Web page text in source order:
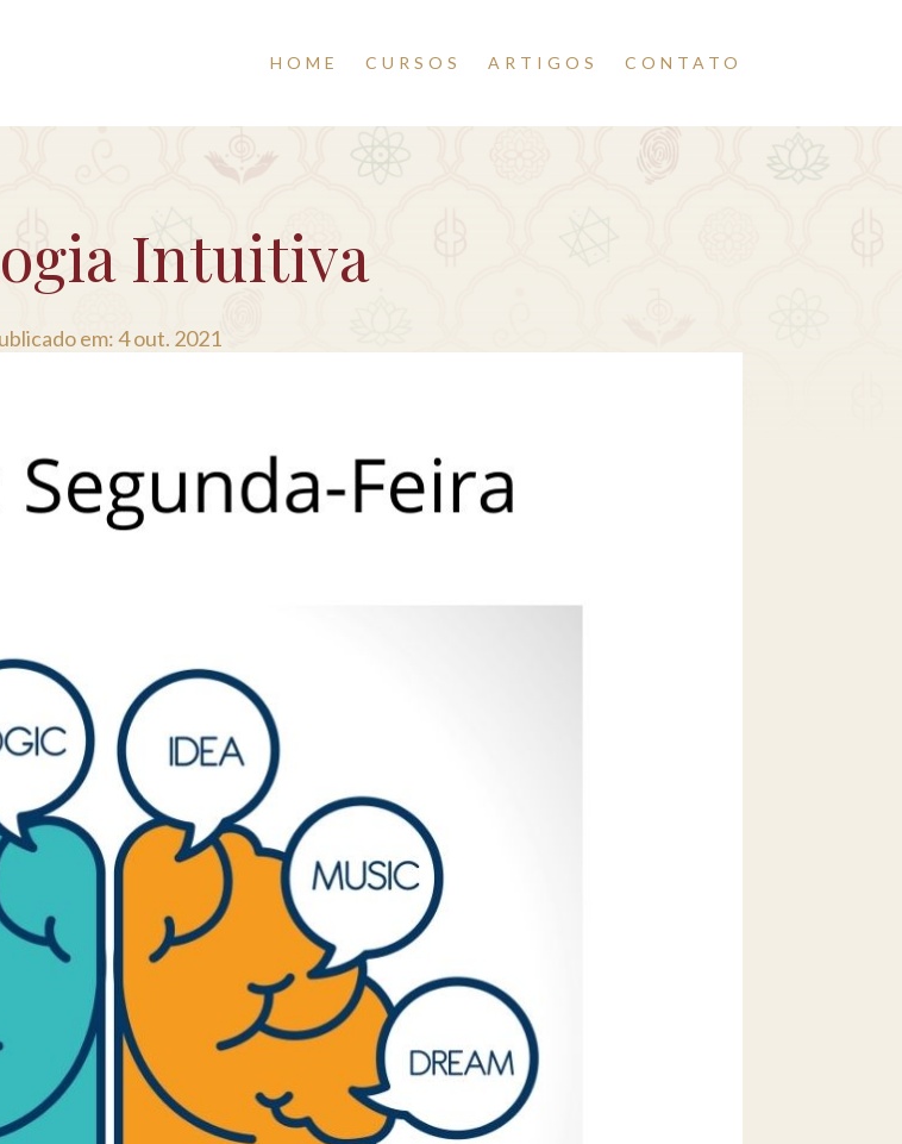
HOME CURSOS ARTIGOS CONTATO
Intuitiva
em: 4 out. 2021